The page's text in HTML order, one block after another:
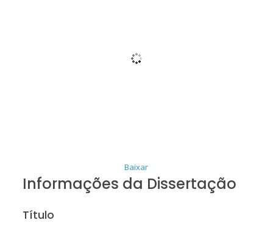
Baixar
Informações da Dissertação
Título